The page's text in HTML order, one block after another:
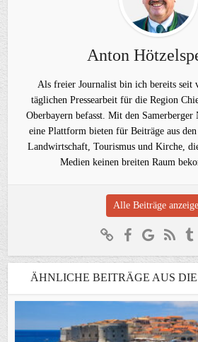
Anton
Als freier Journalist bin ich bereits seit
täglichen Pressearbeit für die Region
Oberbayern befasst. Mit den Samerberger
eine Plattform bieten für Beiträge aus den
Landwirtschaft, Tourismus und Kirche,
Medien keinen breiten Raum
Alle Beiträge
ÄHNLICHE BEITRÄGE AUS